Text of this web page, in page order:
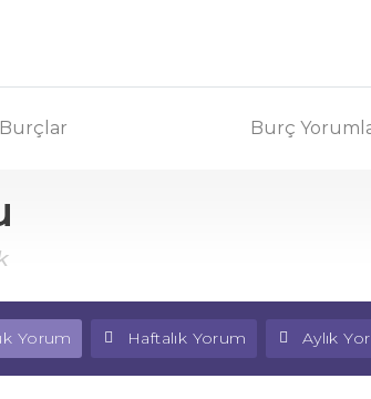
Burçlar Burç
Yorum Haftalık Yorum Aylık